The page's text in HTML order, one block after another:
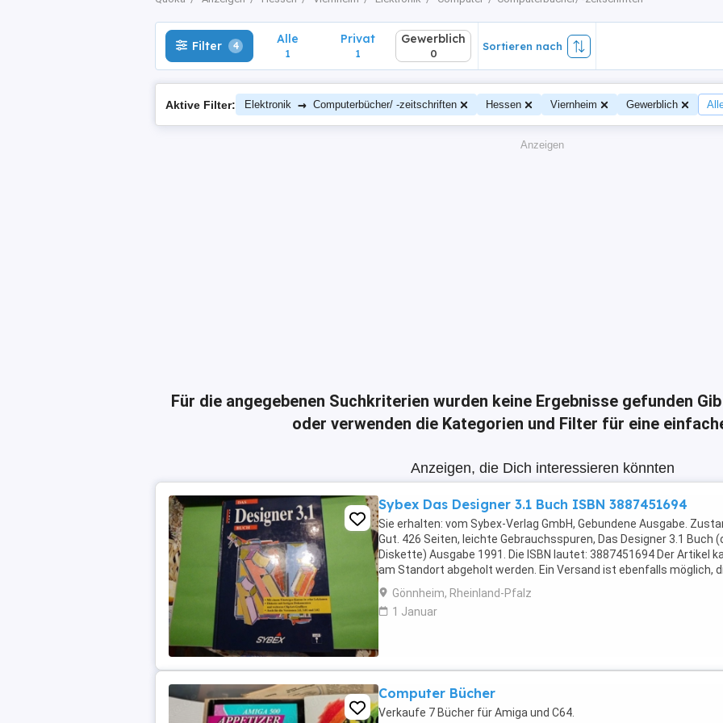
Filter 4 Alle
1
Privat
1
Gewerblich
0
Sortieren nach
Aktive Filter: Elektronik → Computerbücher/ -zeitschriften Hessen Viernheim Gewerblich
Anzeigen
Für die angegebenen Suchkriterien wurden keine Ergebnisse gefunden
oder verwenden die Kategorien und Filter für eine
Anzeigen, die Dich interessieren könnten
Sybex Das Designer 3.1 Buch ISBN 3887451694
Sie erhalten: vom Sybex-Verlag GmbH, Gebundene Ausgabe.
Gut. 426 Seiten, leichte Gebrauchsspuren, Das Designer 3.1 Buch
Diskette) Ausgabe 1991. Die ISBN lautet: 3887451694 Der Artikel
am Standort abgeholt werden. Ein Versand ist ebenfalls möglich,
Kosten hierfür sind vom Käufer ...
Gönnheim, Rheinland-Pfalz
1 Januar
Computer Bücher
Verkaufe 7 Bücher für Amiga und C64.